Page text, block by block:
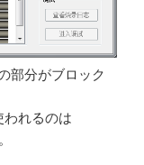
部分がブロック
われるのは